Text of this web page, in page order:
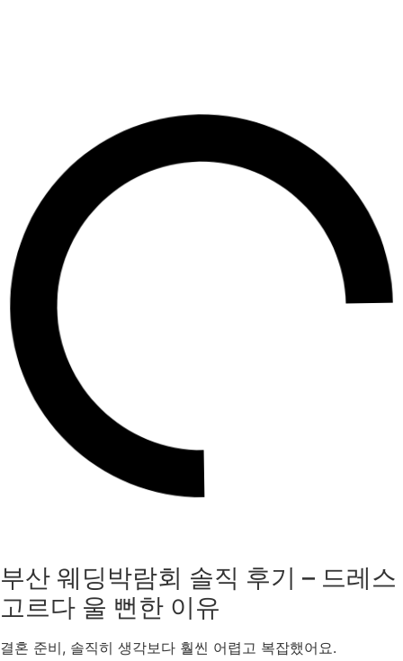
부산 웨딩박람회 솔직 후기 – 드레스
고르다 울 뻔한 이유
결혼 준비, 솔직히 생각보다 훨씬 어렵고 복잡했어요.